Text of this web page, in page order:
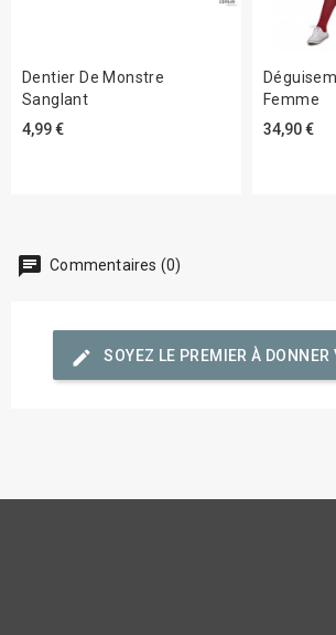
Dentier De Monstre
Sanglant
4,99 €
Femme
34,90 €
chat Commentaires (0)
edit SOYEZ LE PREMIER À DONNER